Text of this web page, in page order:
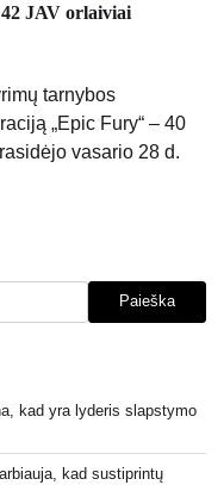
JAV orlaiviai
tarnybos
„Epic Fury“ – 40
vasario 28 d.
Paieška
kad yra lyderis slapstymo
kad sustiprintų